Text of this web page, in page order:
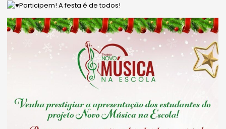
Participem! A festa é de todos!